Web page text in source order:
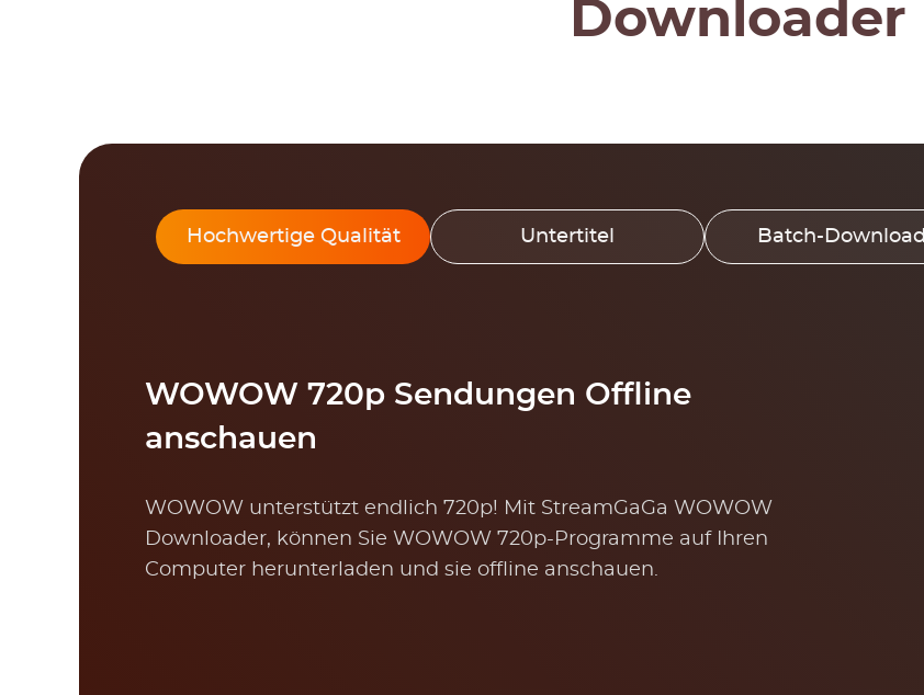
Downloader
Hochwertige Qualität Untertitel Batch-Download
WOWOW 720p Sendungen Offline
anschauen
WOWOW unterstützt endlich 720p! Mit StreamGaGa WOWOW
Downloader, können Sie WOWOW 720p-Programme auf Ihren
Computer herunterladen und sie offline anschauen.